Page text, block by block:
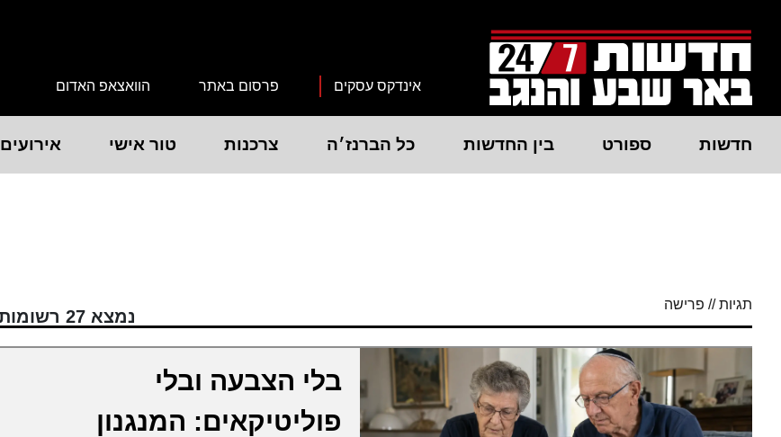
אינדקס עסקים פרסום באתר הוואצאפ האדום
חדשות ספורט בין החדשות כל הברנז׳ה צרכנות טור אישי אירועים
תגיות // פרישה
נמצא 27 רשומות
בלי הצבעה ובלי
פוליטיקאים: המנגנון